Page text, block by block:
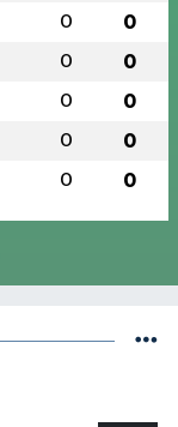
0 0
0 0
0 0
0 0
0 0